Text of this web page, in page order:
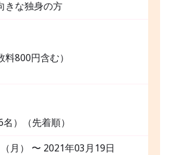
きな独身の方
料800円含む）
名）（先着順）
月） 〜 2021年03月19日